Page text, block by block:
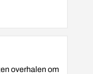
overhalen om